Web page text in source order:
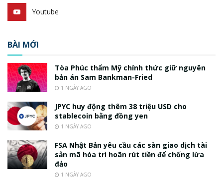
Youtube
BÀI MỚI
Tòa Phúc thẩm Mỹ chính thức giữ nguyên
bản án Sam Bankman-Fried
1 NGÀY AGO
JPYC huy động thêm 38 triệu USD cho
stablecoin bằng đồng yen
1 NGÀY AGO
FSA Nhật Bản yêu cầu các sàn giao dịch tài
sản mã hóa trì hoãn rút tiền để chống lừa
đảo
1 NGÀY AGO